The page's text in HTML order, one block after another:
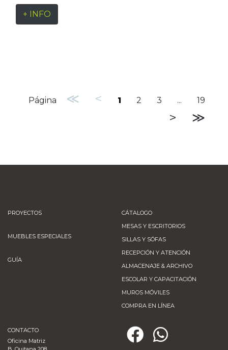
+ INFO
Página ≪ < 1 2 3 ... 19
> ≫
PROYECTOS
MUEBLES ESPECIALES
GUÍA
CÁTALOGO
MESAS Y ESCRITORIOS
SILLAS Y SÓFAS
RECEPCIÓN Y ATENCIÓN
ALMACENAJE & ARCHIVO
ESCOLAR Y CAPACITACIÓN
MUROS MÓVILES
COMPRA EN LÍNEA
CONTACTO
Oficina Matriz